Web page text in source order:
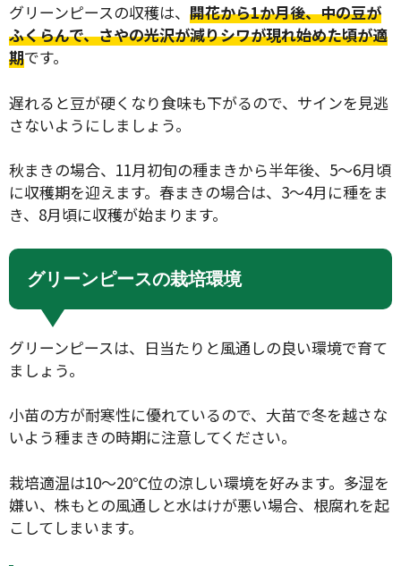
グリーンピースの収穫は、 開花から1か月後、中の豆が
ふくらんで、さやの光沢が減りシワが現れ始めた頃が適
期です。
遅れると豆が硬くなり食味も下がるので、サインを見逃
さないようにしましょう。
秋まきの場合、11月初旬の種まきから半年後、5～6月頃
に収穫期を迎えます。春まきの場合は、3～4月に種をま
き、8月頃に収穫が始まります。
グリーンピースの栽培環境
グリーンピースは、日当たりと風通しの良い環境で育て
ましょう。
小苗の方が耐寒性に優れているので、大苗で冬を越さな
いよう種まきの時期に注意してください。
栽培適温は10～20℃位の涼しい環境を好みます。多湿を
嫌い、株もとの風通しと水はけが悪い場合、根腐れを起
こしてしまいます。